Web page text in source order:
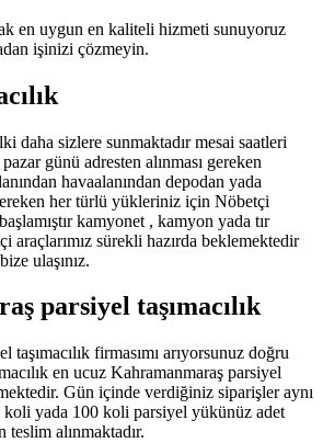
en uygun en kaliteli hizmeti sunuyoruz
işinizi çözmeyin.
daha sizlere sunmaktadır mesai saatleri
günü adresten alınması gereken
havaalanından depodan yada
her türlü yükleriniz için Nöbetçi
kamyonet , kamyon yada tır
araçlarımız sürekli hazırda beklemektedir
ulaşınız.
parsiyel taşımacılık
taşımacılık firmasımı arıyorsunuz doğru
en ucuz Kahramanmaraş parsiyel
Gün içinde verdiğiniz siparişler aynı
koli yada 100 koli parsiyel yükünüz adet
alınmaktadır.